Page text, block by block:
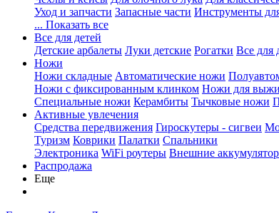
Уход и запчасти Запасные части Инструменты
... Показать все
Все для детей
Детские арбалеты Луки детские Рогатки Все для
Ножи
Ножи складные Автоматические ножи
Ножи с фиксированным клинком Ножи для
Специальные ножи Керамбиты Тычковые ножи
Активные увлечения
Средства передвижения Гироскутеры - сигвеи
Туризм Коврики Палатки Спальники
Электроника WiFi роутеры Внешние
Распродажа
Еще